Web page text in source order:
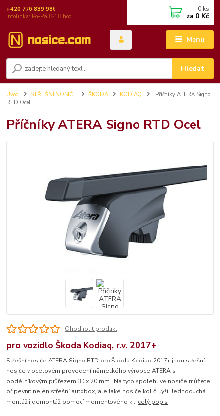
Menu
Hledat
+420 776 839 986
Infolinka: Po-Pá 8-18 hod.
0 ks
za 0 Kč
Úvod STŘEŠNÍ NOSIČE ŠKODA KODIAQ
Příčníky ATERA Signo
RTD Ocel
Příčníky ATERA Signo RTD Ocel
Ohodnotit produkt
pro vozidlo Škoda Kodiaq, r.v. 2017+
Střešní nosiče ATERA Signo RTD pro Škoda Kodiaq 2017+ jsou střešní
nosiče v ocelovém provedení německého výrobce ATERA s
obdélníkovým průřezem 30 x 20 mm. Na tyto spolehlivé nosiče můžete
připevnit nejen střešní autobox, ale také nosiče kol či lyží. Jednoduchá
montáž i demontáž pomocí momentového k... celý popis